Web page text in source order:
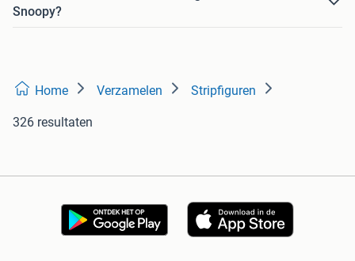
Snoopy?
Home Verzamelen Stripfiguren
326 resultaten